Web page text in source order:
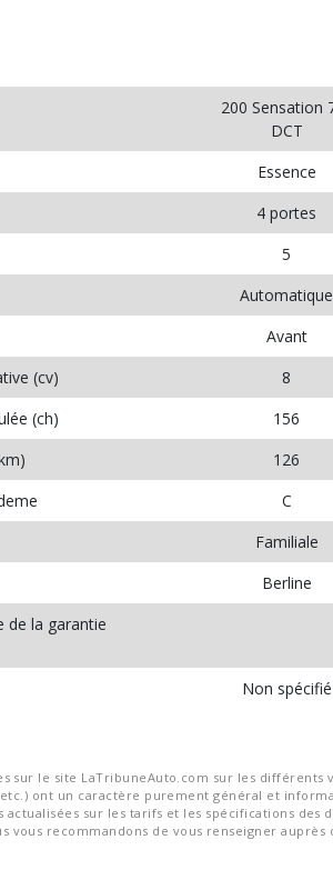
200 Sensation
DCT
Essence
4 portes
5
Automatique
Avant
(cv)
8
(ch)
156
126
C
Familiale
Berline
de la garantie
Non spécifié
sur le site LaTribuneAuto.com sur les différents
ont un caractère purement général et
sur les tarifs et les spécifications des
vous recommandons de vous renseigner